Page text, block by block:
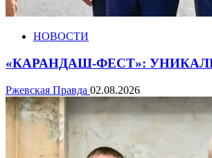
НОВОСТИ
«КАРАНДАШ-ФЕСТ»:
Ржевская Правда 02.08.2026